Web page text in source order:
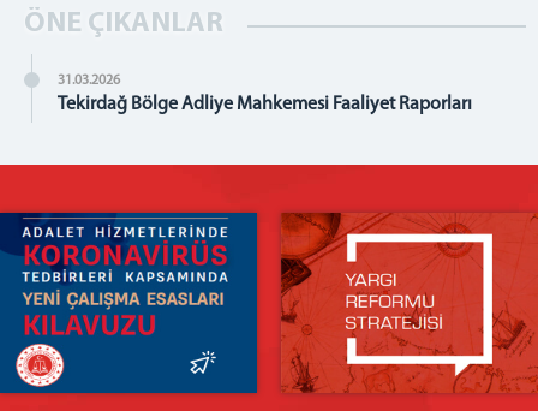
Adalet Komisyonu Kalemi
Daireler
Ceza Daireleri
Adliyemiz
İletişim
ÖNE ÇIKANLAR
31.03.2026
Tekirdağ Bölge Adliye Mahkemesi Faaliyet Raporları